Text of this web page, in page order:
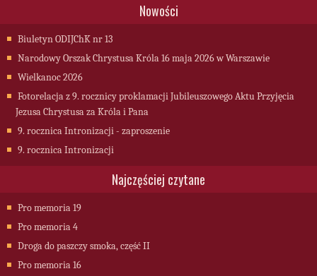
Nowości
Biuletyn ODIJChK nr 13
Narodowy Orszak Chrystusa Króla 16 maja 2026 w Warszawie
Wielkanoc 2026
Fotorelacja z 9. rocznicy proklamacji Jubileuszowego Aktu Przyjęcia
Jezusa Chrystusa za Króla i Pana
9. rocznica Intronizacji - zaproszenie
9. rocznica Intronizacji
Najczęściej czytane
Pro memoria 19
Pro memoria 4
Droga do paszczy smoka, część II
Pro memoria 16